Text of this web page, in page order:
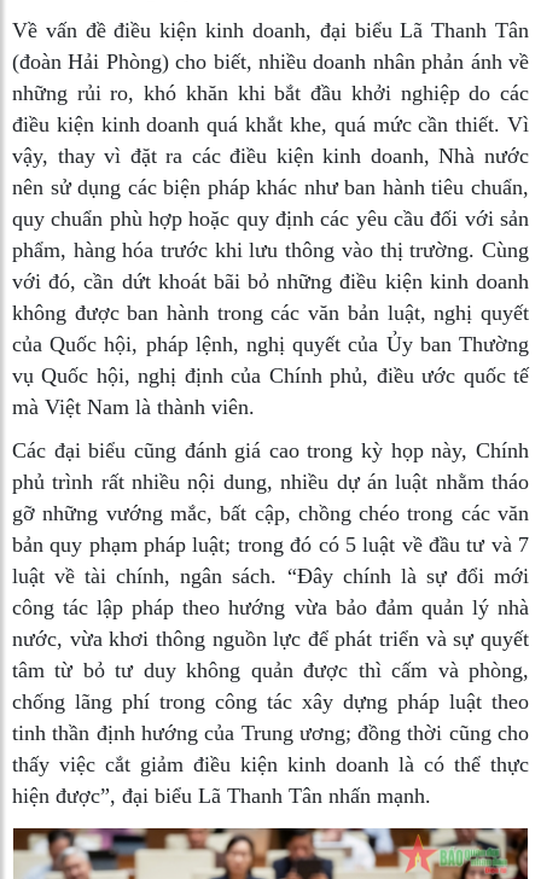
Về vấn đề điều kiện kinh doanh, đại biểu Lã Thanh Tân
(đoàn Hải Phòng) cho biết, nhiều doanh nhân phản ánh về
những rủi ro, khó khăn khi bắt đầu khởi nghiệp do các
điều kiện kinh doanh quá khắt khe, quá mức cần thiết. Vì
vậy, thay vì đặt ra các điều kiện kinh doanh, Nhà nước
nên sử dụng các biện pháp khác như ban hành tiêu chuẩn,
quy chuẩn phù hợp hoặc quy định các yêu cầu đối với sản
phẩm, hàng hóa trước khi lưu thông vào thị trường. Cùng
với đó, cần dứt khoát bãi bỏ những điều kiện kinh doanh
không được ban hành trong các văn bản luật, nghị quyết
của Quốc hội, pháp lệnh, nghị quyết của Ủy ban Thường
vụ Quốc hội, nghị định của Chính phủ, điều ước quốc tế
mà Việt Nam là thành viên.
Các đại biểu cũng đánh giá cao trong kỳ họp này, Chính
phủ trình rất nhiều nội dung, nhiều dự án luật nhằm tháo
gỡ những vướng mắc, bất cập, chồng chéo trong các văn
bản quy phạm pháp luật; trong đó có 5 luật về đầu tư và 7
luật về tài chính, ngân sách. “Đây chính là sự đổi mới
công tác lập pháp theo hướng vừa bảo đảm quản lý nhà
nước, vừa khơi thông nguồn lực để phát triển và sự quyết
tâm từ bỏ tư duy không quản được thì cấm và phòng,
chống lãng phí trong công tác xây dựng pháp luật theo
tinh thần định hướng của Trung ương; đồng thời cũng cho
thấy việc cắt giảm điều kiện kinh doanh là có thể thực
hiện được”, đại biểu Lã Thanh Tân nhấn mạnh.